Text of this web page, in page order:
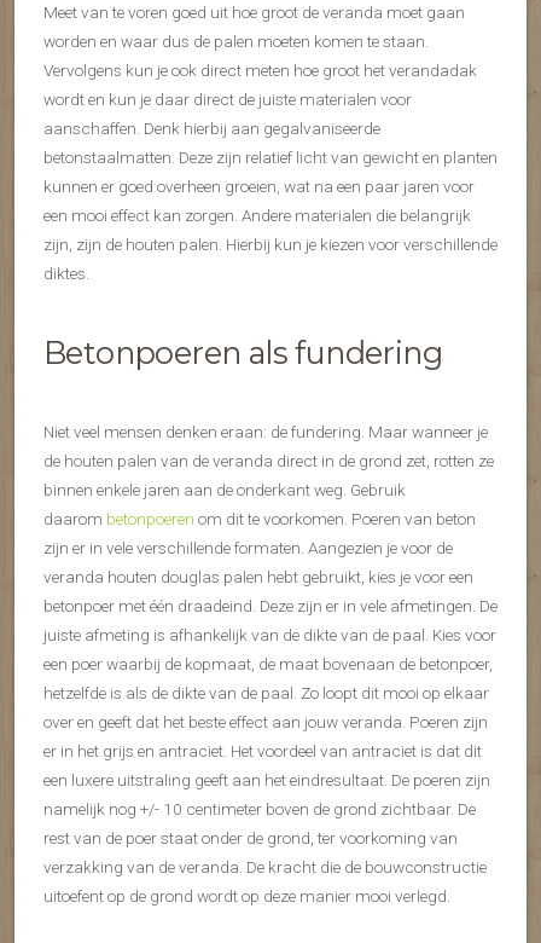
Meet van te voren goed uit hoe groot de veranda moet gaan
worden en waar dus de palen moeten komen te staan.
Vervolgens kun je ook direct meten hoe groot het verandadak
wordt en kun je daar direct de juiste materialen voor
aanschaffen. Denk hierbij aan gegalvaniseerde
betonstaalmatten. Deze zijn relatief licht van gewicht en planten
kunnen er goed overheen groeien, wat na een paar jaren voor
een mooi effect kan zorgen. Andere materialen die belangrijk
zijn, zijn de houten palen. Hierbij kun je kiezen voor verschillende
diktes.
Betonpoeren als fundering
Niet veel mensen denken eraan: de fundering. Maar wanneer je
de houten palen van de veranda direct in de grond zet, rotten ze
binnen enkele jaren aan de onderkant weg. Gebruik
daarom betonpoeren om dit te voorkomen. Poeren van beton
zijn er in vele verschillende formaten. Aangezien je voor de
veranda houten douglas palen hebt gebruikt, kies je voor een
betonpoer met één draadeind. Deze zijn er in vele afmetingen. De
juiste afmeting is afhankelijk van de dikte van de paal. Kies voor
een poer waarbij de kopmaat, de maat bovenaan de betonpoer,
hetzelfde is als de dikte van de paal. Zo loopt dit mooi op elkaar
over en geeft dat het beste effect aan jouw veranda. Poeren zijn
er in het grijs en antraciet. Het voordeel van antraciet is dat dit
een luxere uitstraling geeft aan het eindresultaat. De poeren zijn
namelijk nog +/- 10 centimeter boven de grond zichtbaar. De
rest van de poer staat onder de grond, ter voorkoming van
verzakking van de veranda. De kracht die de bouwconstructie
uitoefent op de grond wordt op deze manier mooi verlegd.